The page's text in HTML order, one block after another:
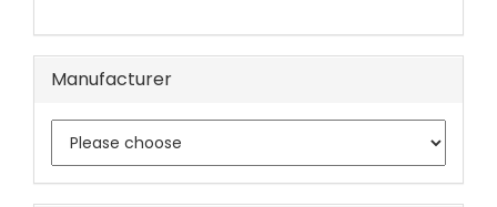
Manufacturer